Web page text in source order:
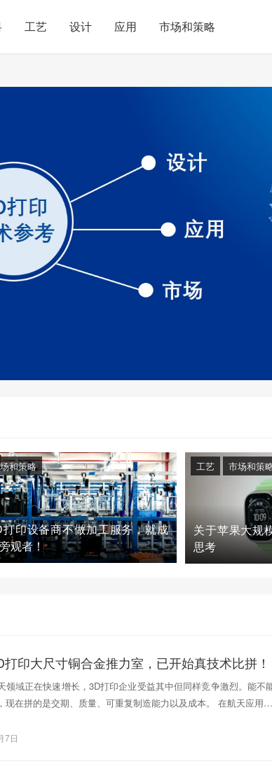
工艺 设计 应用 市场和策略
打印设备商不做加工服务，就成
观者！
和策略
关于苹果大规
思考
工艺 市场和策
印大尺寸铜合金推力室，已开始真技术比拼！
领域正在快速增长，3D打印企业受益其中但同样竞争激烈。能不
现在拼的是交期、质量、可重复制造能力以及成本。 在航天应用…
7日